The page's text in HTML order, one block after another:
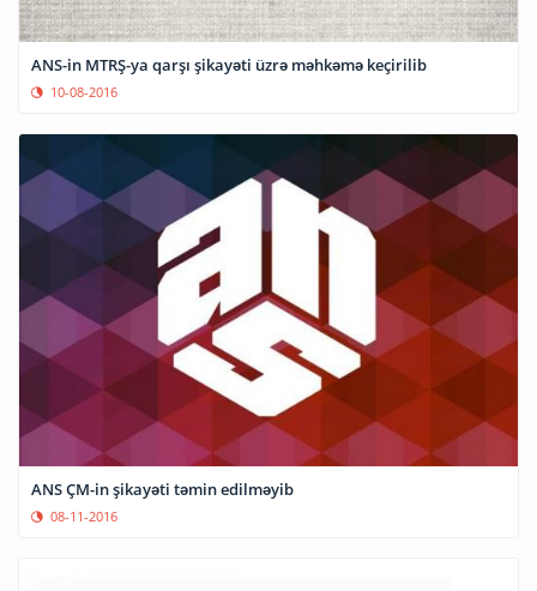
ANS-in MTRŞ-ya qarşı şikayəti üzrə məhkəmə keçirilib
10-08-2016
ANS ÇM-in şikayəti təmin edilməyib
08-11-2016